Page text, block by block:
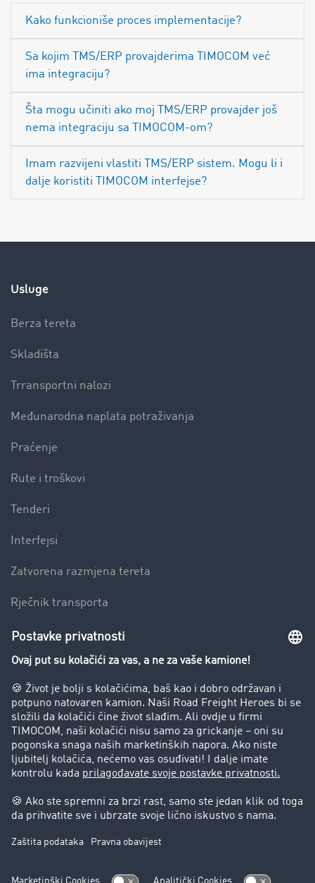
Kako funkcioniše proces implementacije?
Sa kojim TMS/ERP provajderima TIMOCOM već
ima integraciju?
Šta mogu učiniti ako moj TMS/ERP provajder još
nema integraciju sa TIMOCOM-om?
Imam razvijeni vlastiti TMS/ERP sistem. Mogu li i
dalje koristiti TIMOCOM interfejse?
Usluge
Berza tereta
Skladišta
Trransportni nalozi
Međunarodna naplata potraživanja
Praćenje
Rute i troškovi
Tenderi
Interfejsi
Zatvorena razmjena tereta
Rječnik transporta
Preduzeće
Success Stories
Korisnici preporučuju korisnike
Blog
Zabrane vožnje za kamione
Pravni
Impresum